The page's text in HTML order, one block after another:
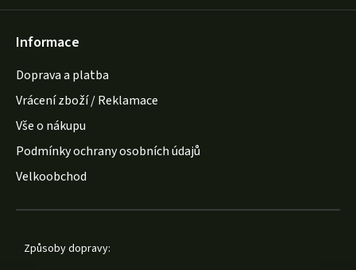
Informace
Doprava a platba
Vrácení zboží / Reklamace
Vše o nákupu
Podmínky ochrany osobních údajů
Velkoobchod
Způsoby dopravy: